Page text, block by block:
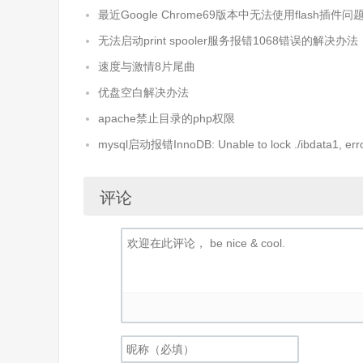
最近Google Chrome69版本中无法使用flash插件问
无法启动print spooler服务报错1068错误的解决办法
速度与激情8片尾曲
优盘空白解决办法
apache禁止目录的php权限
mysql启动报错InnoDB: Unable to lock ./ibdata1,
评论